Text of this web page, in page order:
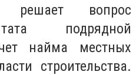
решает вопрос
подрядной
найма местных
строительства.